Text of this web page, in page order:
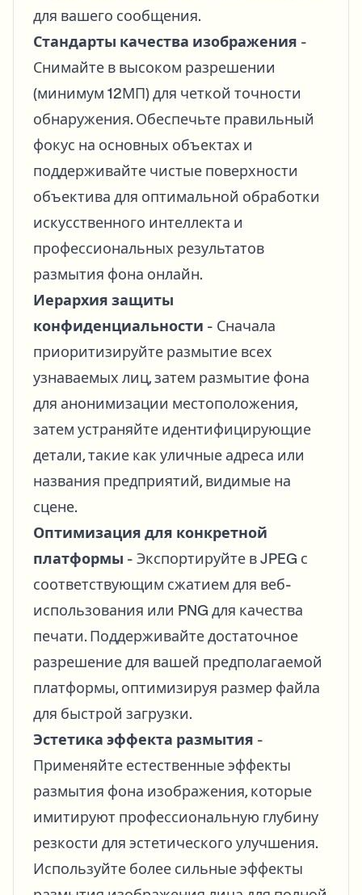
для вашего сообщения.
Стандарты качества изображения -
Снимайте в высоком разрешении
(минимум 12МП) для четкой точности
обнаружения. Обеспечьте правильный
фокус на основных объектах и
поддерживайте чистые поверхности
объектива для оптимальной обработки
искусственного интеллекта и
профессиональных результатов
размытия фона онлайн.
Иерархия защиты
конфиденциальности - Сначала
приоритизируйте размытие всех
узнаваемых лиц, затем размытие фона
для анонимизации местоположения,
затем устраняйте идентифицирующие
детали, такие как уличные адреса или
названия предприятий, видимые на
сцене.
Оптимизация для конкретной
платформы - Экспортируйте в JPEG с
соответствующим сжатием для веб-
использования или PNG для качества
печати. Поддерживайте достаточное
разрешение для вашей предполагаемой
платформы, оптимизируя размер файла
для быстрой загрузки.
Эстетика эффекта размытия -
Применяйте естественные эффекты
размытия фона изображения, которые
имитируют профессиональную глубину
резкости для эстетического улучшения.
Используйте более сильные эффекты